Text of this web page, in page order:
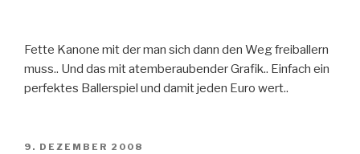
Fette Kanone mit der man sich dann den Weg freiballern
muss.. Und das mit atemberaubender Grafik.. Einfach ein
perfektes Ballerspiel und damit jeden Euro wert..
VERÖFFENTLICHT
9. DEZEMBER 2008